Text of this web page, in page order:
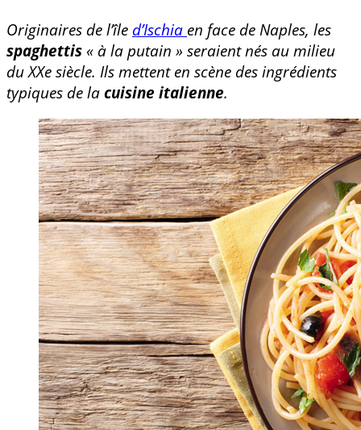
Originaires de l’île d’Ischia en face de Naples, les
spaghettis « à la putain » seraient nés au milieu
du XXe siècle. Ils mettent en scène des ingrédients
typiques de lacuisine italienne.